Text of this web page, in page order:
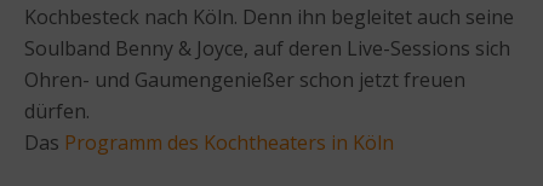
Kochbesteck nach Köln. Denn ihn begleitet auch seine
Soulband Benny & Joyce, auf deren Live-Sessions sich
Ohren- und Gaumengenießer schon jetzt freuen
dürfen.
Das Programm des Kochtheaters in Köln